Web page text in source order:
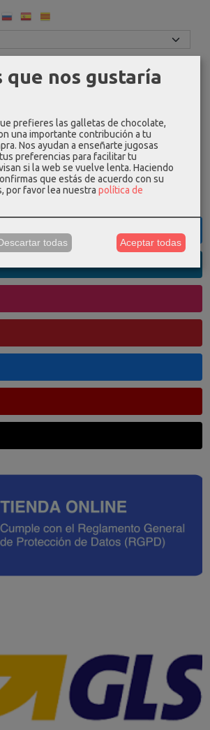
está vacío
que nos gustaría
prefieres las galletas de chocolate,
una importante contribución a tu
Nos ayudan a enseñarte jugosas
preferencias para facilitar tu
si la web se vuelve lenta. Haciendo
que estás de acuerdo con su
por favor lea nuestra política de
todas Aceptar todas